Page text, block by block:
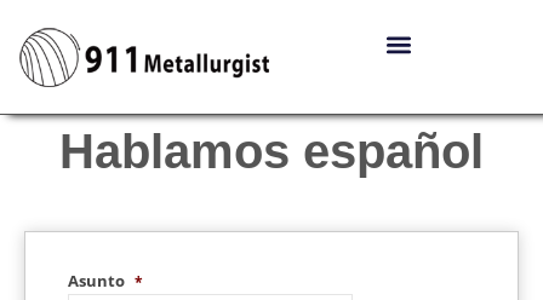
Hablamos español
Asunto *